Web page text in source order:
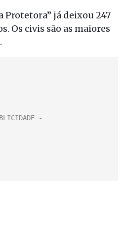
Protetora” já deixou 247
Os civis são as maiores